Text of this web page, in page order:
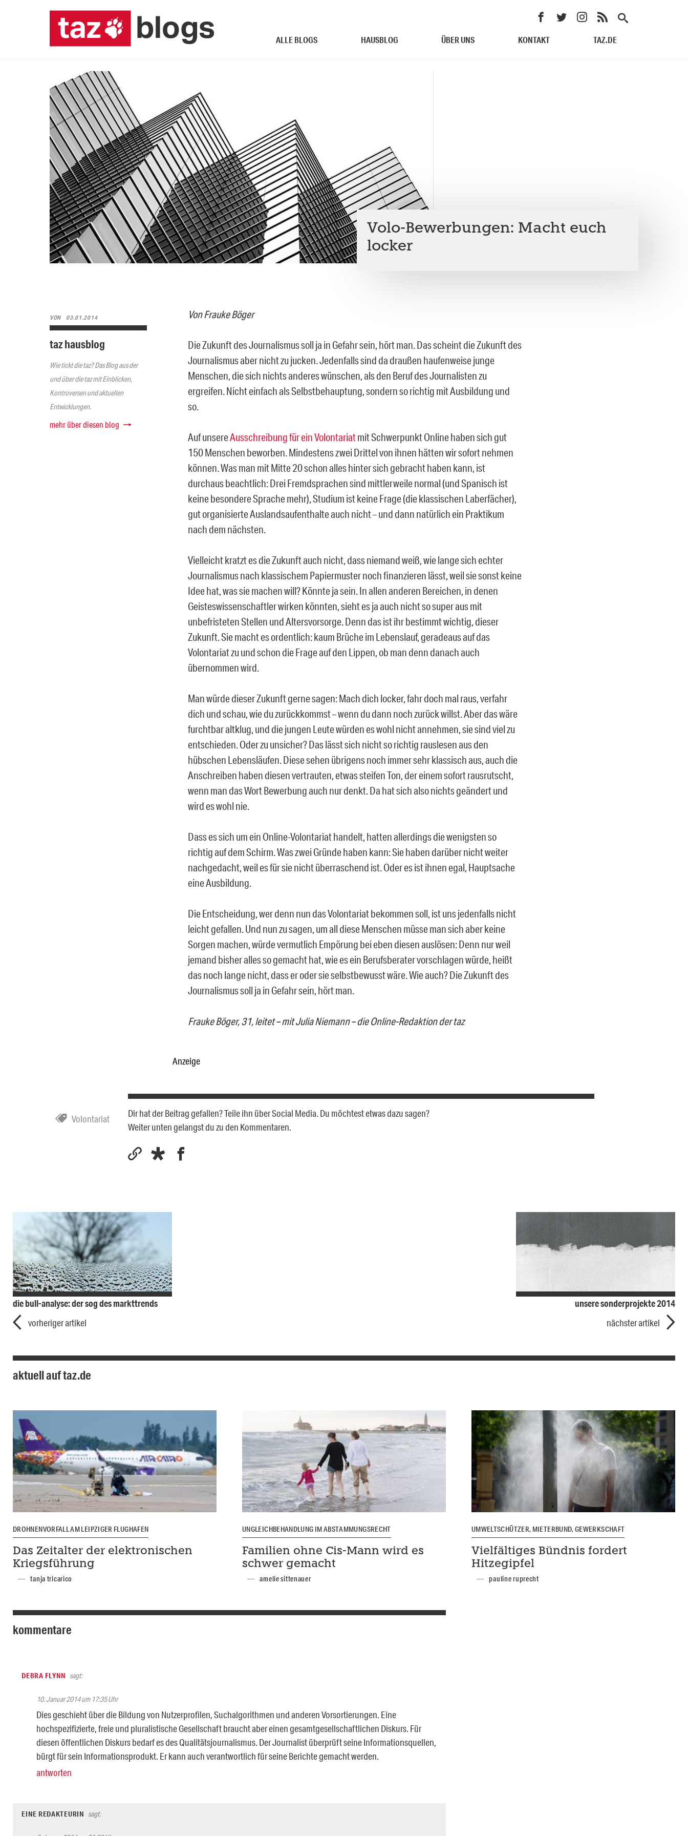
ALLE BLOGS HAUSBLOG ÜBER UNS KONTAKT TAZ.DE
Volo-Bewerbungen: Macht euch
locker
VON 03.01.2014
taz hausblog
Wie tickt die taz? Das Blog aus der
und über die taz mit Einblicken,
Kontroversen und aktuellen
Entwicklungen.
mehr über diesen blog
Von Frauke Böger
Die Zukunft des Journalismus soll ja in Gefahr sein, hört man. Das scheint die Zukunft des
Journalismus aber nicht zu jucken. Jedenfalls sind da draußen haufenweise junge
Menschen, die sich nichts anderes wünschen, als den Beruf des Journalisten zu
ergreifen. Nicht einfach als Selbstbehauptung, sondern so richtig mit Ausbildung und
so.
Auf unsereAusschreibung für ein Volontariatmit Schwerpunkt Online haben sich gut
150 Menschen beworben. Mindestens zwei Drittel von ihnen hätten wir sofort nehmen
können. Was man mit Mitte 20 schon alles hinter sich gebracht haben kann, ist
durchaus beachtlich: Drei Fremdsprachen sind mittlerweile normal (und Spanisch ist
keine besondere Sprache mehr), Studium ist keine Frage (die klassischen Laberfächer),
gut organisierte Auslandsaufenthalte auch nicht – und dann natürlich ein Praktikum
nach dem nächsten.
Vielleicht kratzt es die Zukunft auch nicht, dass niemand weiß, wie lange sich echter
Journalismus nach klassischem Papiermuster noch finanzieren lässt, weil sie sonst keine
Idee hat, was sie machen will? Könnte ja sein. In allen anderen Bereichen, in denen
Geisteswissenschaftler wirken könnten, sieht es ja auch nicht so super aus mit
unbefristeten Stellen und Altersvorsorge. Denn das ist ihr bestimmt wichtig, dieser
Zukunft. Sie macht es ordentlich: kaum Brüche im Lebenslauf, geradeaus auf das
Volontariat zu und schon die Frage auf den Lippen, ob man denn danach auch
übernommen wird.
Man würde dieser Zukunft gerne sagen: Mach dich locker, fahr doch mal raus, verfahr
dich und schau, wie du zurückkommst – wenn du dann noch zurück willst. Aber das wäre
furchtbar altklug, und die jungen Leute würden es wohl nicht annehmen, sie sind viel zu
entschieden. Oder zu unsicher? Das lässt sich nicht so richtig rauslesen aus den
hübschen Lebensläufen. Diese sehen übrigens noch immer sehr klassisch aus, auch die
Anschreiben haben diesen vertrauten, etwas steifen Ton, der einem sofort rausrutscht,
wenn man das Wort Bewerbung auch nur denkt. Da hat sich also nichts geändert und
wird es wohl nie.
Dass es sich um ein Online-Volontariat handelt, hatten allerdings die wenigsten so
richtig auf dem Schirm. Was zwei Gründe haben kann: Sie haben darüber nicht weiter
nachgedacht, weil es für sie nicht überraschend ist. Oder es ist ihnen egal, Hauptsache
eine Ausbildung.
Die Entscheidung, wer denn nun das Volontariat bekommen soll, ist uns jedenfalls nicht
leicht gefallen. Und nun zu sagen, um all diese Menschen müsse man sich aber keine
Sorgen machen, würde vermutlich Empörung bei eben diesen auslösen: Denn nur weil
jemand bisher alles so gemacht hat, wie es ein Berufsberater vorschlagen würde, heißt
das noch lange nicht, dass er oder sie selbstbewusst wäre. Wie auch? Die Zukunft des
Journalismus soll ja in Gefahr sein, hört man.
Frauke Böger, 31, leitet – mit Julia Niemann – die Online-Redaktion der taz
Anzeige
Volontariat
Dir hat der Beitrag gefallen? Teile ihn über Social Media. Du möchtest etwas dazu sagen?
Weiter unten gelangst du zu den Kommentaren.
die bull-analyse: der sog des markttrends
vorheriger artikel
unsere sonderprojekte 2014
nächster artikel
aktuell auf taz.de
DROHNENVORFALL AM LEIPZIGER FLUGHAFEN
Das Zeitalter der elektronischen
Kriegsführung
tanja tricarico
UNGLEICHBEHANDLUNG IM ABSTAMMUNGSRECHT
Familien ohne Cis-Mann wird es
schwer gemacht
amelie sittenauer
UMWELTSCHÜTZER, MIETERBUND, GEWERKSCHAFT
Vielfältiges Bündnis fordert
Hitzegipfel
pauline ruprecht
kommentare
DEBRA FLYNN sagt:
10. Januar 2014 um 17:35 Uhr
Dies geschieht über die Bildung von Nutzerprofilen, Suchalgorithmen und anderen Vorsortierungen. Eine
hochspezifizierte, freie und pluralistische Gesellschaft braucht aber einen gesamtgesellschaftlichen Diskurs. Für
diesen öffentlichen Diskurs bedarf es des Qualitätsjournalismus. Der Journalist überprüft seine Informationsquellen,
bürgt für sein Informationsprodukt. Er kann auch verantwortlich für seine Berichte gemacht werden.
antworten
EINE REDAKTEURIN sagt: